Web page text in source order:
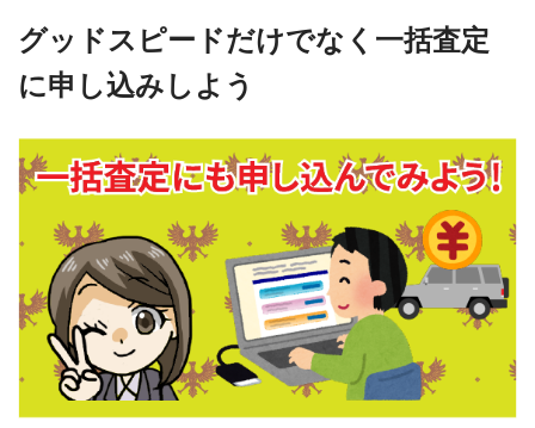
グッドスピードだけでなく一括査定
に申し込みしよう